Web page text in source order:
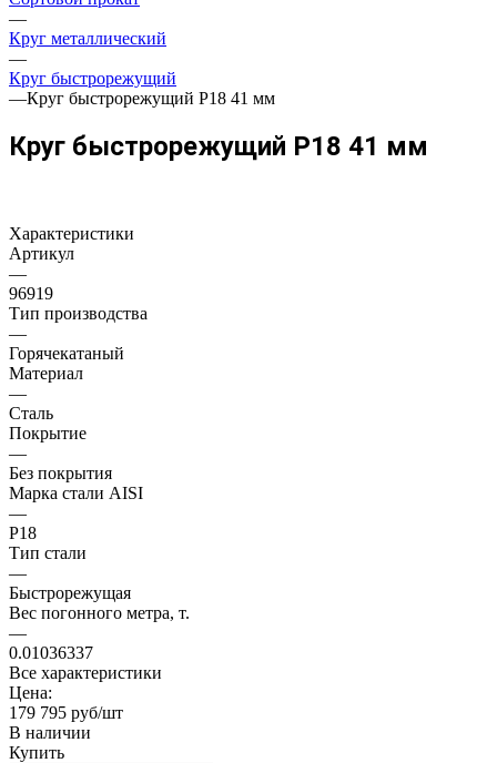
—
Круг металлический
—
Круг быстрорежущий
—Круг быстрорежущий Р18 41 мм
Круг быстрорежущий Р18 41 мм
Характеристики
Артикул
—
96919
Тип производства
—
Горячекатаный
Материал
—
Сталь
Покрытие
—
Без покрытия
Марка стали AISI
—
Р18
Тип стали
—
Быстрорежущая
Вес погонного метра, т.
—
0.01036337
Все характеристики
Цена:
179 795 руб/шт
В наличии
Купить